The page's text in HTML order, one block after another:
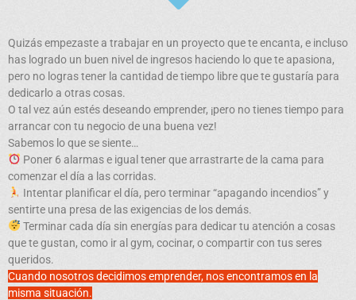
Quizás empezaste a trabajar en un proyecto que te encanta, e incluso
has logrado un buen nivel de ingresos haciendo lo que te apasiona,
pero no logras tener la cantidad de tiempo libre que te gustaría para
dedicarlo a otras cosas.
O tal vez aún estés deseando emprender, ¡pero no tienes tiempo para
arrancar con tu negocio de una buena vez!
Sabemos lo que se siente…
Poner 6 alarmas e igual tener que arrastrarte de la cama para
comenzar el día a las corridas.
Intentar planificar el día, pero terminar “apagando incendios” y
sentirte una presa de las exigencias de los demás.
Terminar cada día sin energías para dedicar tu atención a cosas
que te gustan, como ir al gym, cocinar, o compartir con tus seres
queridos.
Cuando nosotros decidimos emprender, nos encontramos en la
misma situación.